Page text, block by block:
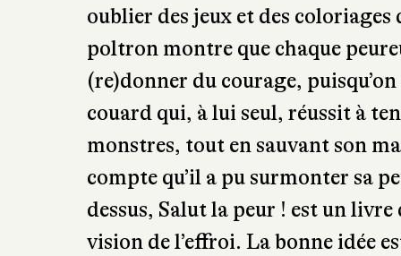
oublier des jeux et des
poltron montre que chaque
(re)donner du courage,
couard qui, à lui seul, réussit à
monstres, tout en sauvant son
compte qu’il a pu surmonter sa
dessus, Salut la peur ! est un
vision de l’effroi. La bonne idée